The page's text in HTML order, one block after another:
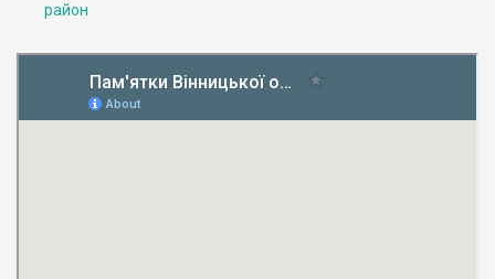
район